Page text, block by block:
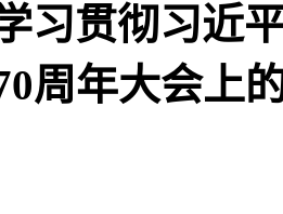
习贯彻习近
周年大会上